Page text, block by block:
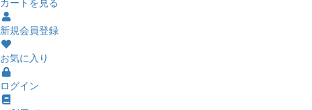
新規会員登録
お気に入り
ログイン